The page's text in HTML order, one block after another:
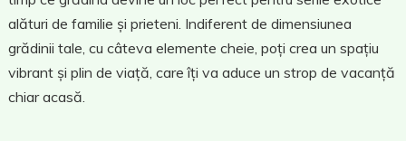
alături de familie și prieteni. Indiferent de dimensiunea
grădinii tale, cu câteva elemente cheie, poți crea un spațiu
vibrant și plin de viață, care îți va aduce un strop de vacanță
chiar acasă.